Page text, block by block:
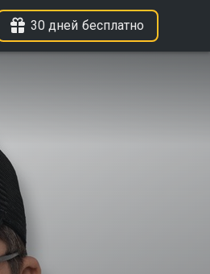
30 дней бесплатно